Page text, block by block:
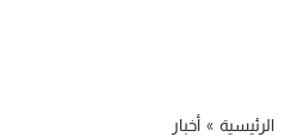
الرئيسية » أخبار